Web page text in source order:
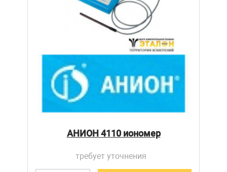
АНИОН 4110 иономер
требует уточнения